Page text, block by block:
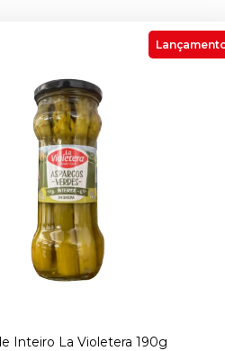
Inteiro La Violetera 190g